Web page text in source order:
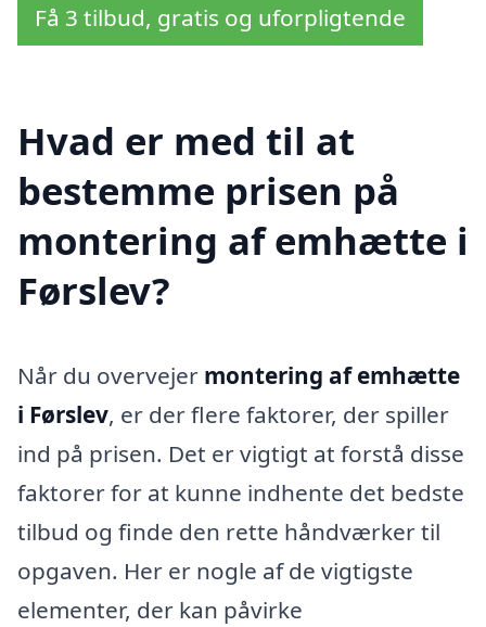
Få 3 tilbud, gratis og uforpligtende
Hvad er med til at
bestemme prisen på
montering af emhætte i
Førslev?
Når du overvejer montering af emhætte
i Førslev, er der flere faktorer, der spiller
ind på prisen. Det er vigtigt at forstå disse
faktorer for at kunne indhente det bedste
tilbud og finde den rette håndværker til
opgaven. Her er nogle af de vigtigste
elementer, der kan påvirke